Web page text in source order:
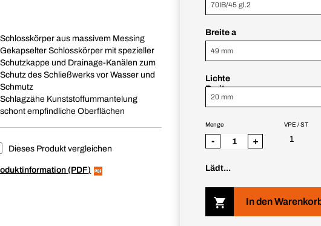
Schlosskörper aus massivem Messing
Gekapselter Schlosskörper mit spezieller
Schutzkappe und Drainage-Kanälen zum
Schutz des Schließwerks vor Wasser und
Schmutz
Schlagzähe Kunststoffummantelung
schont empfindliche Oberflächen
Dieses Produkt vergleichen
(PDF)
70IB/45 gl.2
Breite a
49 mm
Lichte
Breite c
20 mm
VPE / ST
1
Menge
- +
Lädt...
In den